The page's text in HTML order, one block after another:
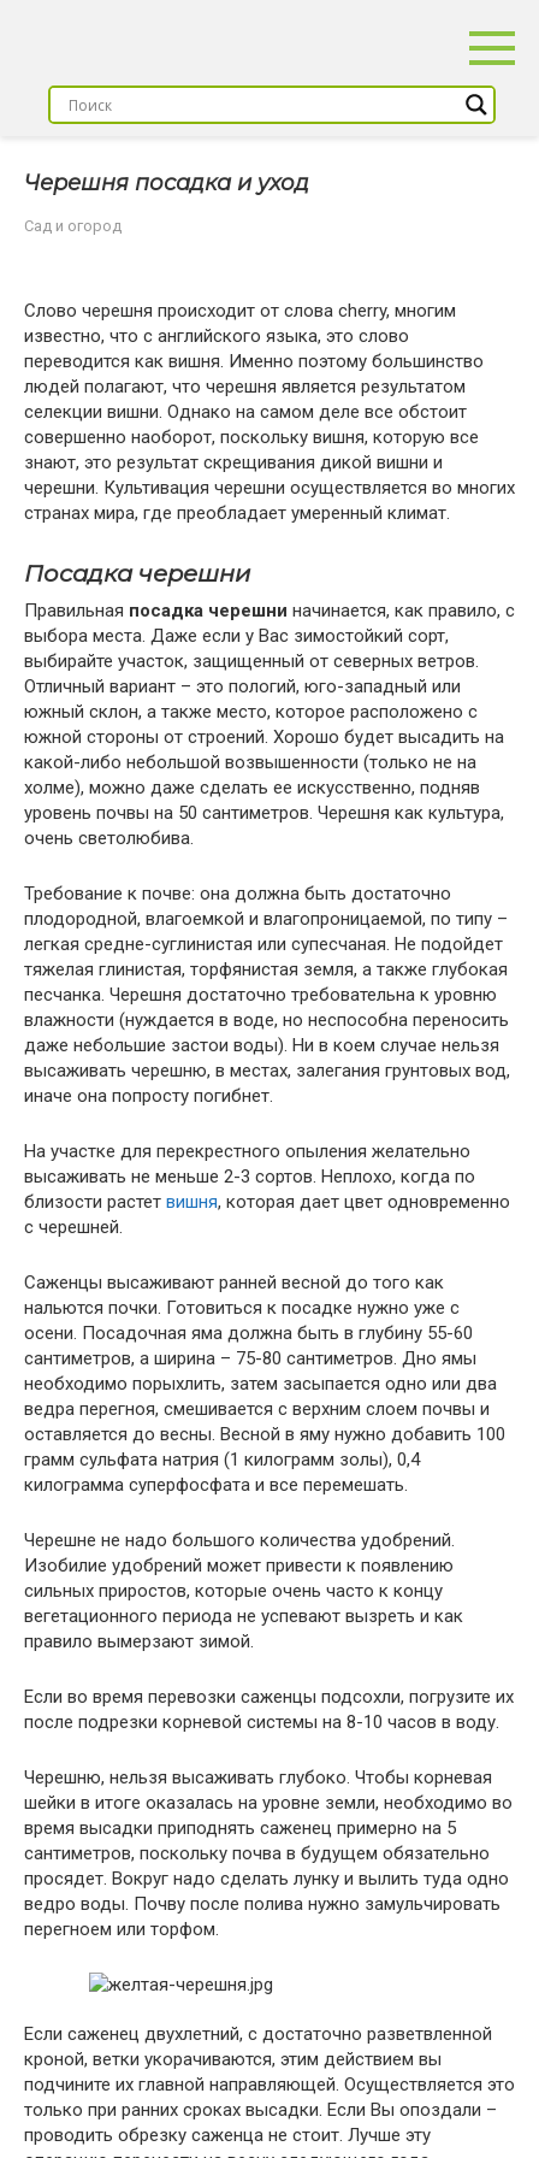
Черешня посадка и уход
Сад и огород
Слово черешня происходит от слова cherry, многим
известно, что с английского языка, это слово
переводится как вишня. Именно поэтому большинство
людей полагают, что черешня является результатом
селекции вишни. Однако на самом деле все обстоит
совершенно наоборот, поскольку вишня, которую все
знают, это результат скрещивания дикой вишни и
черешни. Культивация черешни осуществляется во многих
странах мира, где преобладает умеренный климат.
Посадка черешни
Правильная посадка черешни начинается, как правило, с
выбора места. Даже если у Вас зимостойкий сорт,
выбирайте участок, защищенный от северных ветров.
Отличный вариант – это пологий, юго-западный или
южный склон, а также место, которое расположено с
южной стороны от строений. Хорошо будет высадить на
какой-либо небольшой возвышенности (только не на
холме), можно даже сделать ее искусственно, подняв
уровень почвы на 50 сантиметров. Черешня как культура,
очень светолюбива.
Требование к почве: она должна быть достаточно
плодородной, влагоемкой и влагопроницаемой, по типу –
легкая средне-суглинистая или супесчаная. Не подойдет
тяжелая глинистая, торфянистая земля, а также глубокая
песчанка. Черешня достаточно требовательна к уровню
влажности (нуждается в воде, но неспособна переносить
даже небольшие застои воды). Ни в коем случае нельзя
высаживать черешню, в местах, залегания грунтовых вод,
иначе она попросту погибнет.
На участке для перекрестного опыления желательно
высаживать не меньше 2-3 сортов. Неплохо, когда по
близости растет вишня, которая дает цвет одновременно
с черешней.
Саженцы высаживают ранней весной до того как
нальются почки. Готовиться к посадке нужно уже с
осени. Посадочная яма должна быть в глубину 55-60
сантиметров, а ширина – 75-80 сантиметров. Дно ямы
необходимо порыхлить, затем засыпается одно или два
ведра перегноя, смешивается с верхним слоем почвы и
оставляется до весны. Весной в яму нужно добавить 100
грамм сульфата натрия (1 килограмм золы), 0,4
килограмма суперфосфата и все перемешать.
Черешне не надо большого количества удобрений.
Изобилие удобрений может привести к появлению
сильных приростов, которые очень часто к концу
вегетационного периода не успевают вызреть и как
правило вымерзают зимой.
Если во время перевозки саженцы подсохли, погрузите их
после подрезки корневой системы на 8-10 часов в воду.
Черешню, нельзя высаживать глубоко. Чтобы корневая
шейки в итоге оказалась на уровне земли, необходимо во
время высадки приподнять саженец примерно на 5
сантиметров, поскольку почва в будущем обязательно
просядет. Вокруг надо сделать лунку и вылить туда одно
ведро воды. Почву после полива нужно замульчировать
перегноем или торфом.
Если саженец двухлетний, с достаточно разветвленной
кроной, ветки укорачиваются, этим действием вы
подчините их главной направляющей. Осуществляется это
только при ранних сроках высадки. Если Вы опоздали –
проводить обрезку саженца не стоит. Лучше эту